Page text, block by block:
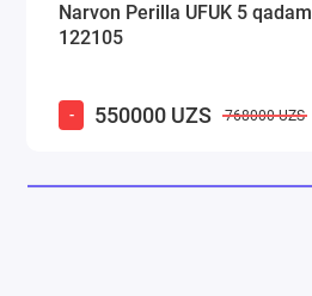
Narvon Perilla UFUK 5 qadam
122105
- 550000 UZS 768000 UZS